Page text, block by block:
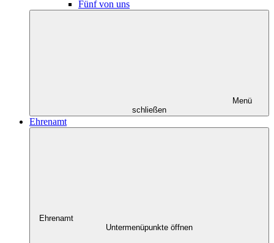
Fünf von uns
Menü
schließen
Ehrenamt
Ehrenamt
Untermenüpunkte öffnen